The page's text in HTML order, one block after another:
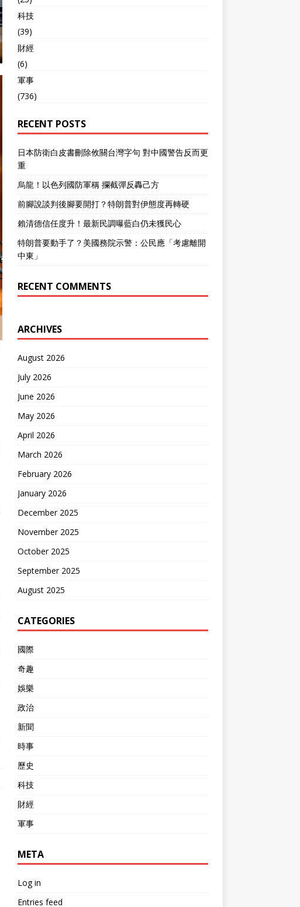
科技
(39)
財經
(6)
軍事
(736)
RECENT POSTS
日本防衛白皮書刪除攸關台灣字句 對中國警告反而更
重
烏龍！以色列國防軍稱 攔截彈反轟己方
前腳說談判後腳要開打？特朗普對伊態度再轉硬
賴清德信任度升！最新民調曝藍白仍未獲民心
特朗普要動手了？美國務院示警：公民應「考慮離開
中東」
RECENT COMMENTS
ARCHIVES
August 2026
July 2026
June 2026
May 2026
April 2026
March 2026
February 2026
January 2026
December 2025
November 2025
October 2025
September 2025
August 2025
CATEGORIES
國際
奇趣
娛樂
政治
新聞
時事
歷史
科技
財經
軍事
META
Log in
Entries feed